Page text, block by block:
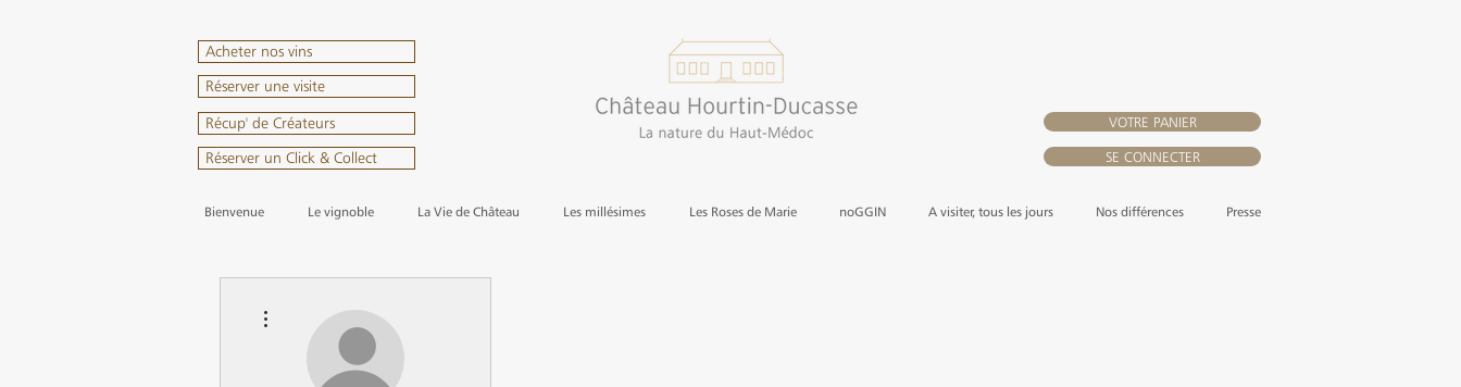
Acheter nos vins
Réserver une visite
Récup' de Créateurs
Réserver un Click & Collect
VOTRE PANIER
SE CONNECTER
Bienvenue Le vignoble La Vie de Château Les millésimes Les Roses de Marie noGGIN A visiter, tous les jours Nos différences Presse